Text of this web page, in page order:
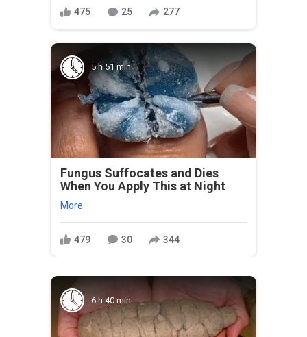
475 25 277
5 h 51 min
Fungus Suffocates and Dies
When You Apply This at Night
More
479 30 344
6 h 40 min